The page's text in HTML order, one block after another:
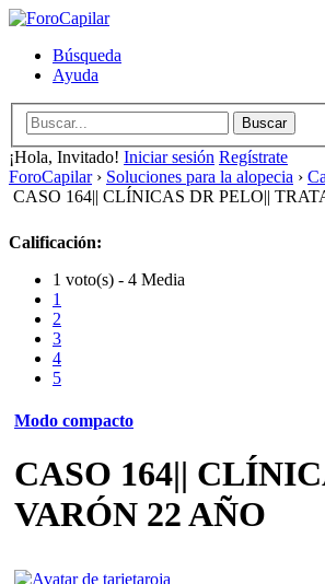
Búsqueda
Ayuda
¡Hola, Invitado! Iniciar sesión Regístrate
ForoCapilar› Soluciones para la alopecia ›
CASO 164|| CLÍNICAS DR PELO||
Calificación:
1 voto(s) - 4 Media
1
2
3
4
5
Modo compacto
CASO 164||
VARÓN 22 AÑO